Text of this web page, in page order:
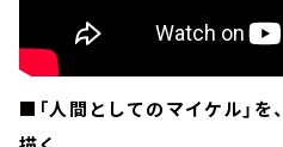
■「人間としてのマイケル」を